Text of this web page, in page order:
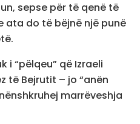
sepse për të qenë të
ata do të bëjnë një punë
i “pëlqeu” që Izraeli
të Bejrutit – jo “anën
marrëveshja